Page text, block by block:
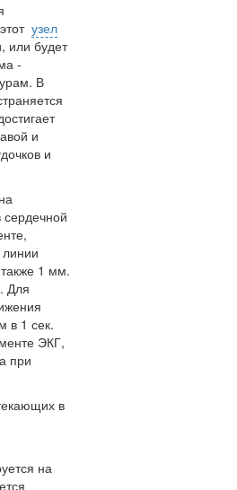
узел
или будет
-
В
и
и
сердечной
1 мм.
Для
в 1 сек.
ЭКГ,
при
в
на